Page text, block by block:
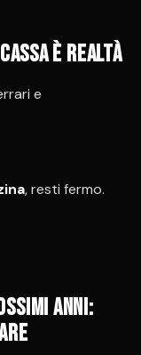
è realtà
e
, resti fermo.
anni: